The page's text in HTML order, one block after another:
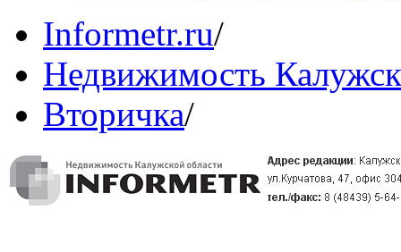
Informetr.ru/
Недвижимость
Вторичка/